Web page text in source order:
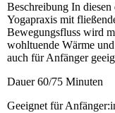
Beschreibung In diesen
Yogapraxis mit
Bewegungsfluss wird
wohltuende Wärme
auch für Anfänger
Dauer60/75 Minuten
Geeignet für